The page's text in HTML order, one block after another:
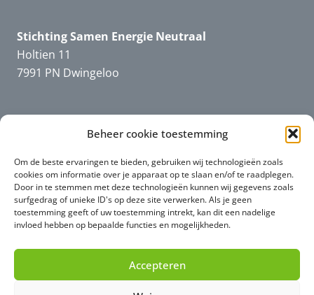
Beheer cookie toestemming
Om de beste ervaringen te bieden, gebruiken wij technologieën zoals
cookies om informatie over je apparaat op te slaan en/of te raadplegen.
Door in te stemmen met deze technologieën kunnen wij gegevens zoals
surfgedrag of unieke ID's op deze site verwerken. Als je geen
toestemming geeft of uw toestemming intrekt, kan dit een nadelige
invloed hebben op bepaalde functies en mogelijkheden.
Accepteren
Stichting Samen Energie Neutraal
Holtien 11
7991 PN Dwingeloo
SEN
Informatiealgemeen
Privacy (AVG)